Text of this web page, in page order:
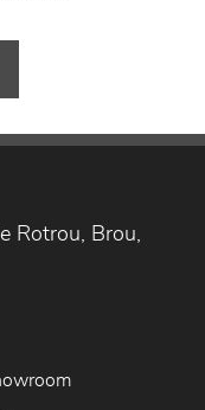
Rotrou, Brou,